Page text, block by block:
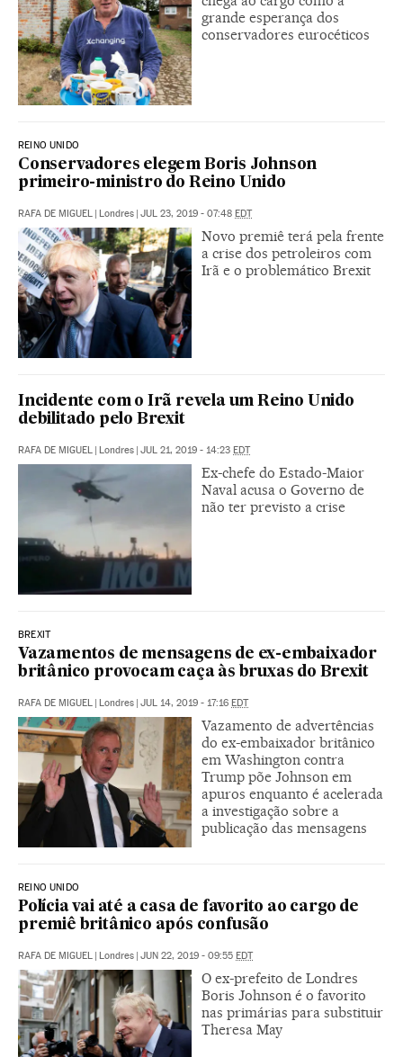
grande esperança dos
conservadores eurocéticos
REINO UNIDO
Conservadores elegem Boris Johnson
primeiro-ministro do Reino Unido
RAFA DE MIGUEL | Londres | JUL 23, 2019 - 07:48 EDT
Novo premiê terá pela frente
a crise dos petroleiros com
Irã e o problemático Brexit
Incidente com o Irã revela um Reino Unido
debilitado pelo Brexit
RAFA DE MIGUEL | Londres | JUL 21, 2019 - 14:23 EDT
Ex-chefe do Estado-Maior
Naval acusa o Governo de
não ter previsto a crise
BREXIT
Vazamentos de mensagens de ex-embaixador
britânico provocam caça às bruxas do Brexit
RAFA DE MIGUEL | Londres | JUL 14, 2019 - 17:16 EDT
Vazamento de advertências
do ex-embaixador britânico
em Washington contra
Trump põe Johnson em
apuros enquanto é acelerada
a investigação sobre a
publicação das mensagens
REINO UNIDO
Polícia vai até a casa de favorito ao cargo de
premiê britânico após confusão
RAFA DE MIGUEL | Londres | JUN 22, 2019 - 09:55 EDT
O ex-prefeito de Londres
Boris Johnson é o favorito
nas primárias para substituir
Theresa May